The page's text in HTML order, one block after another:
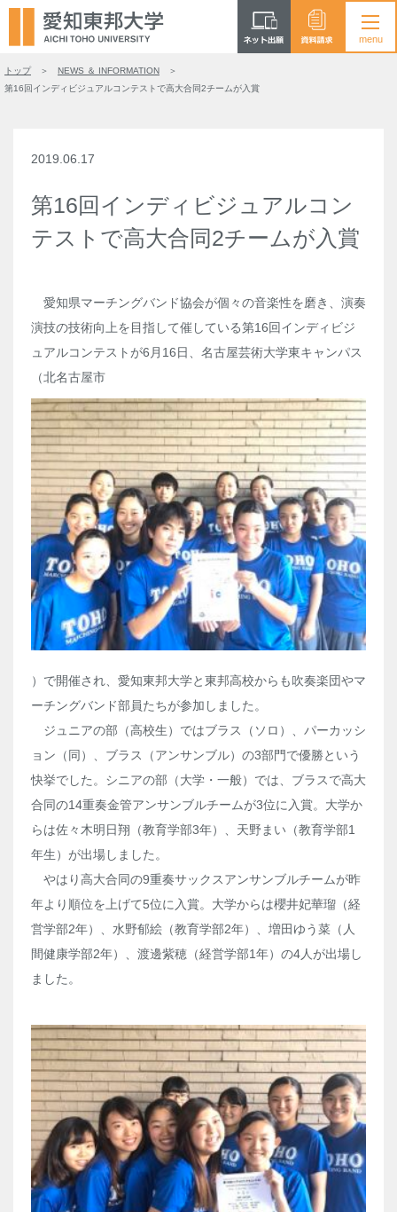
トップ
NEWS ＆ INFORMATION
第16回インディビジュアルコンテストで高大合同2チームが入賞
2019.06.17
第16回インディビジュアルコン
テストで高大合同2チームが入賞
愛知県マーチングバンド協会が個々の音楽性を磨き、演奏
演技の技術向上を目指して催している第16回インディビジ
ュアルコンテストが6月16日、名古屋芸術大学東キャンパス
（北名古屋市
）で開催され、愛知東邦大学と東邦高校からも吹奏楽団やマ
ーチングバンド部員たちが参加しました。
ジュニアの部（高校生）ではブラス（ソロ）、パーカッシ
ョン（同）、ブラス（アンサンブル）の3部門で優勝という
快挙でした。シニアの部（大学・一般）では、ブラスで高大
合同の14重奏金管アンサンブルチームが3位に入賞。大学か
らは佐々木明日翔（教育学部3年）、天野まい（教育学部1
年生）が出場しました。
やはり高大合同の9重奏サックスアンサンブルチームが昨
年より順位を上げて5位に入賞。大学からは櫻井妃華瑠（経
営学部2年）、水野郁絵（教育学部2年）、増田ゆう菜（人
間健康学部2年）、渡邊紫穂（経営学部1年）の4人が出場し
ました。